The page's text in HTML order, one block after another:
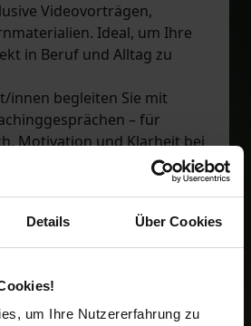
Details Über Cookies
um Ihre Nutzererfahrung zu
Videovorträgen,
Ideal, um Ihre
in Beruf und Alltag zu
innen begleiten Sie mit
– für
Motivation und Klarheit bei
direkt im Alltag um –
zur gelebten Praxis.
Sie Ihre Ergebnisse
– klar strukturiert und gut